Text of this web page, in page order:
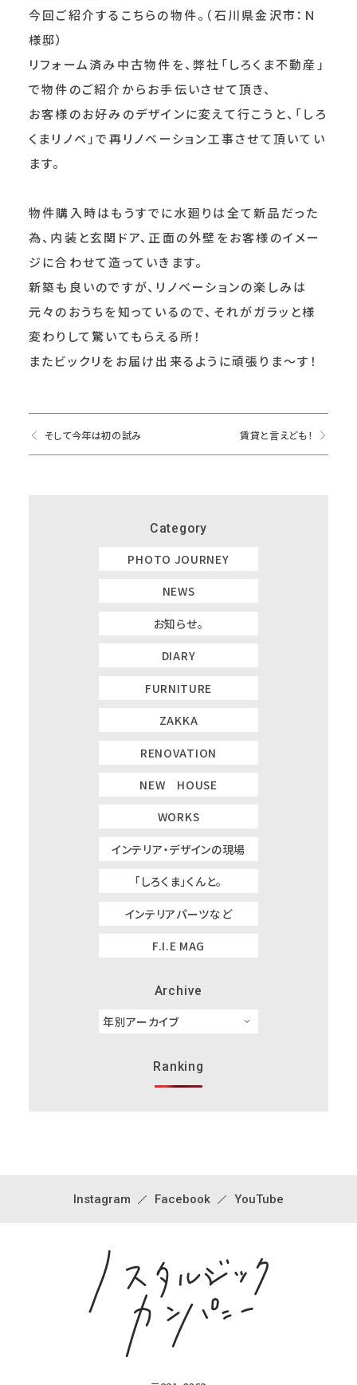
今回ご紹介するこちらの物件。（石川県金沢市：Ｎ
様邸）
リフォーム済み中古物件を、弊社「しろくま不動産」
で物件のご紹介からお手伝いさせて頂き、
お客様のお好みのデザインに変えて行こうと、「しろ
くまリノベ」で再リノベーション工事させて頂いてい
ます。
物件購入時はもうすでに水廻りは全て新品だった
為、内装と玄関ドア、正面の外壁をお客様のイメー
ジに合わせて造っていきます。
新築も良いのですが、リノベーションの楽しみは
元々のおうちを知っているので、それがガラッと様
変わりして驚いてもらえる所！
またビックリをお届け出来るように頑張りま～す！
そして今年は初の試み 賃貸と言えども！
Category
PHOTO JOURNEY
NEWS
お知らせ。
DIARY
FURNITURE
ZAKKA
RENOVATION
NEW HOUSE
WORKS
インテリア・デザインの現場
「しろくま」くんと。
インテリアパーツなど
F.I.E MAG
Archive
Ranking
Instagram Facebook YouTube